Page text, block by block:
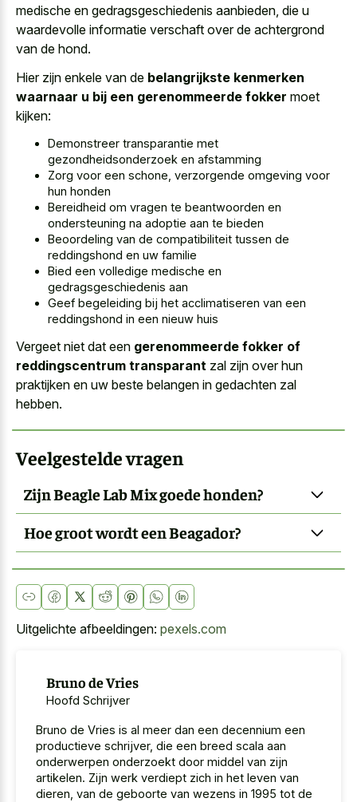
medische en gedragsgeschiedenis aanbieden , die u
waardevolle informatie verschaft over de achtergrond
van de hond.
Hier zijn enkele van de belangrijkste kenmerken
waarnaar u bij een gerenommeerde fokker moet
kijken:
Demonstreer transparantie met
gezondheidsonderzoek en afstamming
Zorg voor een schone, verzorgende omgeving voor
hun honden
Bereidheid om vragen te beantwoorden en
ondersteuning na adoptie aan te bieden
Beoordeling van de compatibiliteit tussen de
reddingshond en uw familie
Bied een volledige medische en
gedragsgeschiedenis aan
Geef begeleiding bij het acclimatiseren van een
reddingshond in een nieuw huis
Vergeet niet dat een gerenommeerde fokker of
reddingscentrum transparant zal zijn over hun
praktijken en uw beste belangen in gedachten zal
hebben.
Veelgestelde vragen
Zijn Beagle Lab Mix goede honden?
Hoe groot wordt een Beagador?
Uitgelichte afbeeldingen: pexels.com
Bruno de Vries
Hoofd Schrijver
Bruno de Vries is al meer dan een decennium een
productieve schrijver, die een breed scala aan
onderwerpen onderzoekt door middel van zijn
artikelen. Zijn werk verdiept zich in het leven van
dieren, van de geboorte van wezens in 1995 tot de